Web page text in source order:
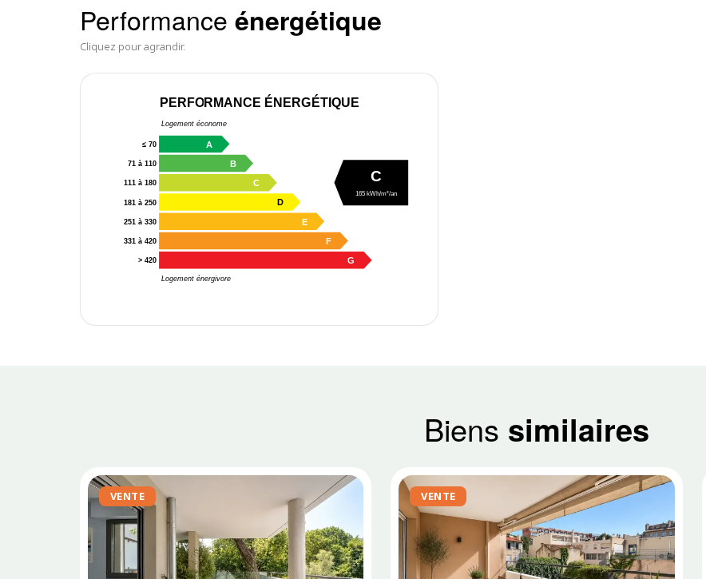
Performance énergétique
Cliquez pour agrandir.
PERFORMANCE ÉNERGÉTIQUE
Logement économe
Logement énergivore
≤ 70 A
71 à 110 B
111 à 180 C
181 à 250 D
251 à 330 E
331 à 420 F
> 420 G
C
165 kWh/m²/an
Biens similaires
VENTE VENTE